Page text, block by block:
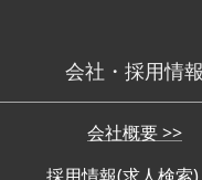
会社・採用情報
会社概要 >>